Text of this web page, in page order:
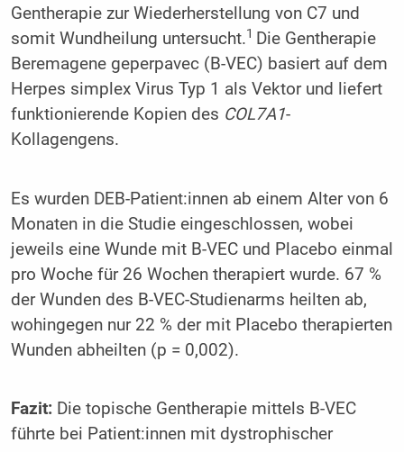
Gentherapie zur Wiederherstellung von C7 und
somit Wundheilung untersucht.1 Die Gentherapie
Beremagene geperpavec (B-VEC) basiert auf dem
Herpes simplex Virus Typ 1 als Vektor und liefert
funktionierende Kopien des COL7A1-
Kollagengens.
Es wurden DEB-Patient:innen ab einem Alter von 6
Monaten in die Studie eingeschlossen, wobei
jeweils eine Wunde mit B-VEC und Placebo einmal
pro Woche für 26 Wochen therapiert wurde. 67 %
der Wunden des B-VEC-Studienarms heilten ab,
wohingegen nur 22 % der mit Placebo therapierten
Wunden abheilten (p = 0,002).
Fazit:Die topische Gentherapie mittels B-VEC
führte bei Patient:innen mit dystrophischer